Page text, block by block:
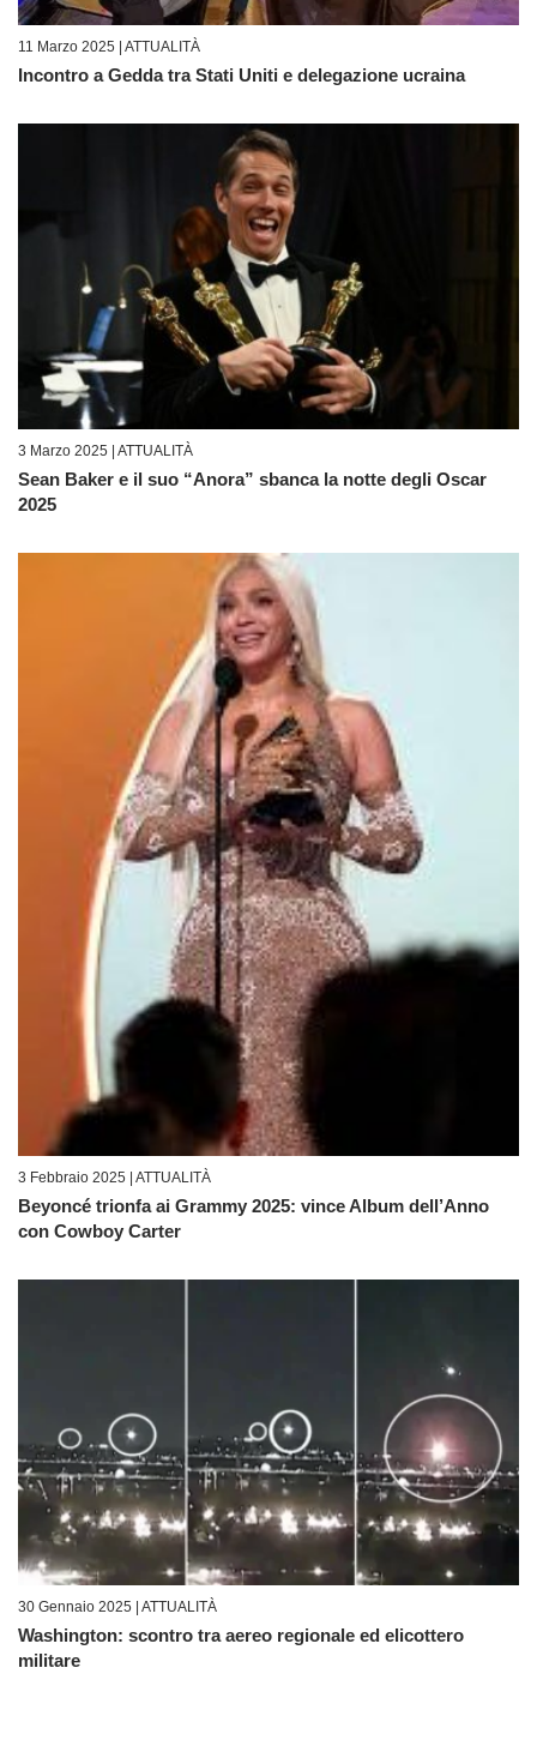
11 Marzo 2025 | ATTUALITÀ
Incontro a Gedda tra Stati Uniti e delegazione ucraina
3 Marzo 2025 | ATTUALITÀ
Sean Baker e il suo “Anora” sbanca la notte degli Oscar
2025
3 Febbraio 2025 | ATTUALITÀ
Beyoncé trionfa ai Grammy 2025: vince Album dell’Anno
con Cowboy Carter
30 Gennaio 2025 | ATTUALITÀ
Washington: scontro tra aereo regionale ed elicottero
militare